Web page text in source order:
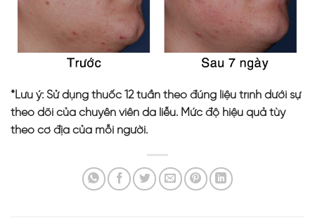
*Lưu ý: Sử dụng thuốc 12 tuần theo đúng liệu trình dưới sự
theo dõi của chuyên viên da liễu. Mức độ hiệu quả tùy
theo cơ địa của mỗi người.